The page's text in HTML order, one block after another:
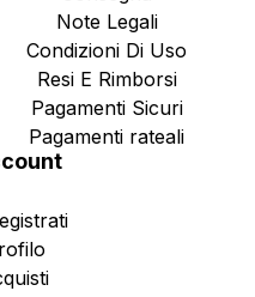
Note Legali
Condizioni Di Uso
Resi E Rimborsi
Pagamenti Sicuri
Pagamenti rateali